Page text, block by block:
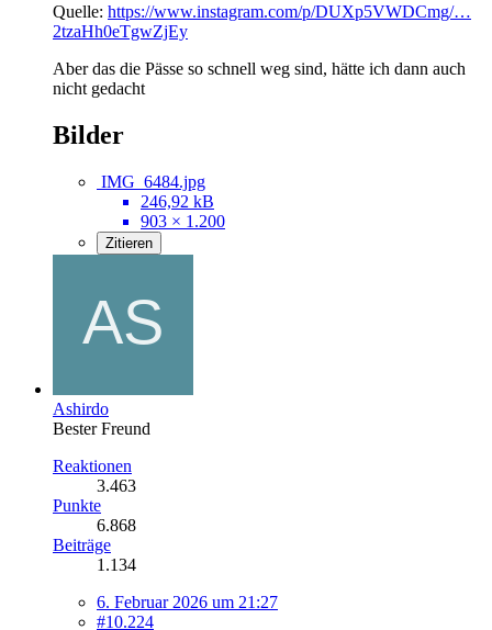
Quelle: https://www.instagram.com/p/DUXp5VWDCmg/…
2tzaHh0eTgwZjEy
Aber das die Pässe so schnell weg sind, hätte ich dann auch
nicht gedacht
Bilder
IMG_6484.jpg
246,92 kB
903 × 1.200
Zitieren
Ashirdo
Bester Freund
Reaktionen
3.463
Punkte
6.868
Beiträge
1.134
6. Februar 2026 um 21:27
#10.224